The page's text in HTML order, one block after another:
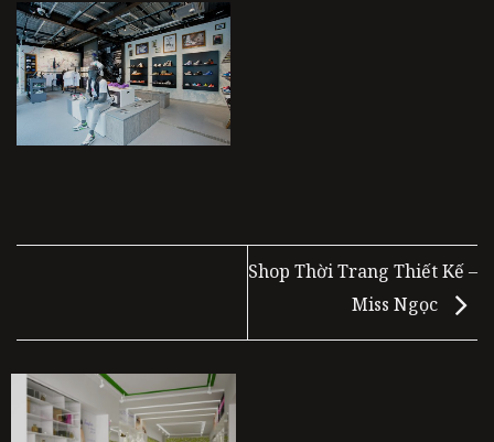
Shop Thời Trang Thiết Kế –
Miss Ngọc